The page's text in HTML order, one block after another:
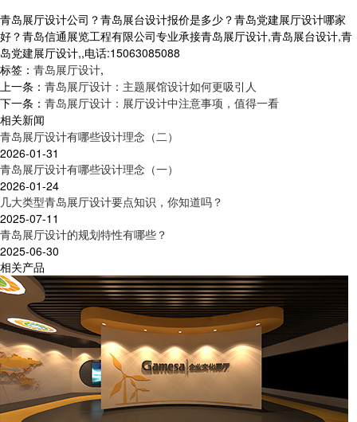
青岛展厅设计公司？青岛展台设计报价是多少？青岛党建展厅设计哪家
好？青岛信通展览工程有限公司专业承接青岛展厅设计,青岛展台设计,青
岛党建展厅设计,,电话:15063085088
标签： 青岛展厅设计,
上一条： 青岛展厅设计：主题展馆设计如何更吸引人
下一条： 青岛展厅设计：展厅设计中注意事项，值得一看
相关新闻
青岛展厅设计有哪些设计理念（二）
2026-01-31
青岛展厅设计有哪些设计理念（一）
2026-01-24
几大类型青岛展厅设计要点知识，你知道吗？
2025-07-11
青岛展厅设计的规划特性有哪些？
2025-06-30
相关产品